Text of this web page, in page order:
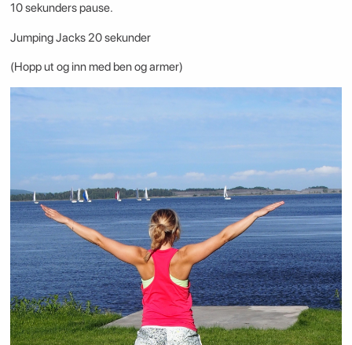
10 sekunders pause.
Jumping Jacks 20 sekunder
(Hopp ut og inn med ben og armer)